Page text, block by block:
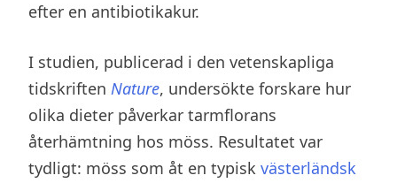
efter en antibiotikakur.
I studien, publicerad i den vetenskapliga
tidskriften Nature, undersökte forskare hur
olika dieter påverkar tarmflorans
återhämtning hos möss. Resultatet var
tydligt: möss som åt en typisk västerländsk